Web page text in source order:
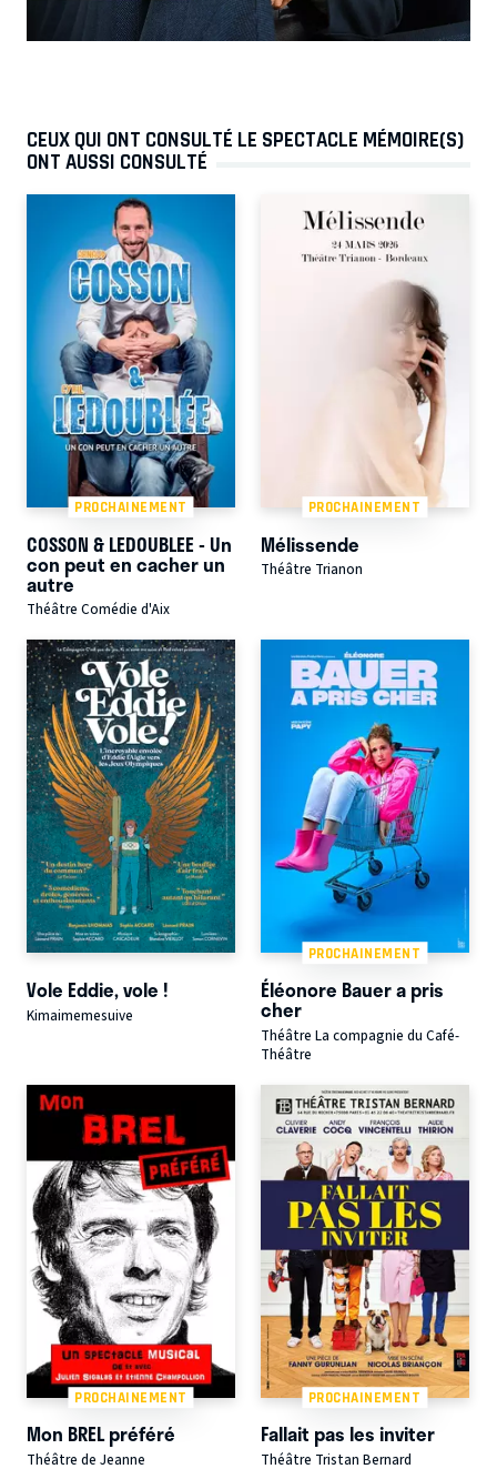
CEUX QUI ONT CONSULTÉ LE SPECTACLE MÉMOIRE(S)
ONT AUSSI CONSULTÉ
PROCHAINEMENT
COSSON & LEDOUBLEE - Un
con peut en cacher un
autre
Théâtre Comédie d'Aix
PROCHAINEMENT
Mélissende
Théâtre Trianon
Vole Eddie, vole !
Kimaimemesuive
PROCHAINEMENT
Éléonore Bauer a pris
cher
Théâtre La compagnie du Café-
Théâtre
PROCHAINEMENT
Mon BREL préféré
Théâtre de Jeanne
PROCHAINEMENT
Fallait pas les inviter
Théâtre Tristan Bernard